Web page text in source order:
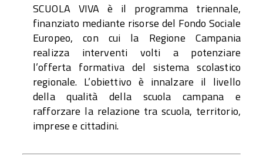
SCUOLA VIVA è il programma triennale,
finanziato mediante risorse del Fondo Sociale
Europeo, con cui la Regione Campania
realizza interventi volti a potenziare
l’offerta formativa del sistema scolastico
regionale. L’obiettivo è innalzare il livello
della qualità della scuola campana e
rafforzare la relazione tra scuola, territorio,
imprese e cittadini.